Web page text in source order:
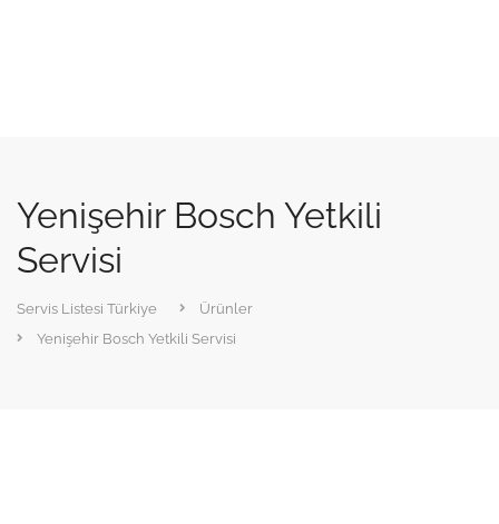
Yenişehir Bosch Yetkili
Servisi
Servis Listesi Türkiye
Ürünler
Yenişehir Bosch Yetkili Servisi